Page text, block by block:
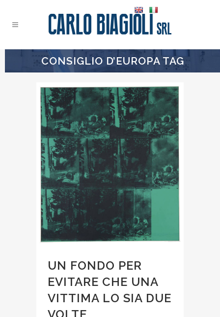
CONSIGLIO D’EUROPA TAG
UN FONDO PER
EVITARE CHE UNA
VITTIMA LO SIA DUE